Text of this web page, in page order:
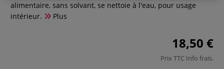
alimentaire, sans solvant, se nettoie à l'eau, pour usage
intérieur.
Plus
18,50 €
Prix TTC Info frais.